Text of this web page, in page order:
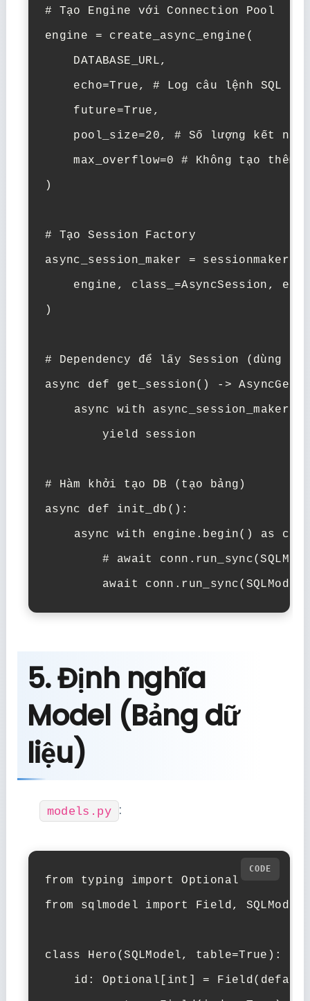
# Tạo Engine với Connection Pool
engine = create_async_engine(
    DATABASE_URL,
    echo=
True, # Log câu lệnh SQL
    future=
True ,
    pool_size=
20, # Số lượng kết
    max_overflow=
0
# Không tạo
)
# Tạo Session Factory
async_session_maker = sessionmaker(
engine, class_=AsyncSession,
)
# Dependency để lấy Session (dùng
async
def get_session() ->
async
with
yield session
# Hàm khởi tạo DB (tạo bảng)
async
def init_db ():
async
with engine.begin() as
# await
await
5. Định nghĩa
Model (Bảng dữ
liệu)
models.py :
from typing import
Optional
from sqlmodel import Field, SQLModel
class Hero (SQLModel, table=True ):
id : Optional int
] =